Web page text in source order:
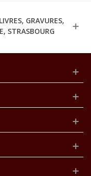
GRAVURES,
STRASBOURG